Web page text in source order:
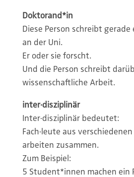
Doktorand*in
Diese Person schreibt gerade
an der Uni.
Er oder sie forscht.
Und die Person schreibt
wissenschaftliche Arbeit.
inter·disziplinär
Inter·disziplinär bedeutet:
Fach·leute aus
arbeiten zusammen.
Zum Beispiel:
5 Student*innen machen ein